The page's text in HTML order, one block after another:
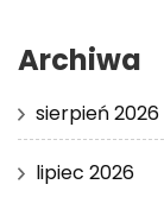
Archiwa
sierpień 2026
lipiec 2026